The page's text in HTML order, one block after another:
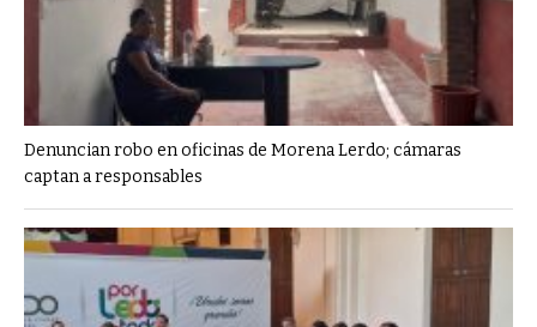
Denuncian robo en oficinas de Morena Lerdo; cámaras
captan a responsables